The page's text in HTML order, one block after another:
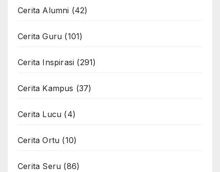
Cerita Alumni (42)
Cerita Guru (101)
Cerita Inspirasi (291)
Cerita Kampus (37)
Cerita Lucu (4)
Cerita Ortu (10)
Cerita Seru (86)